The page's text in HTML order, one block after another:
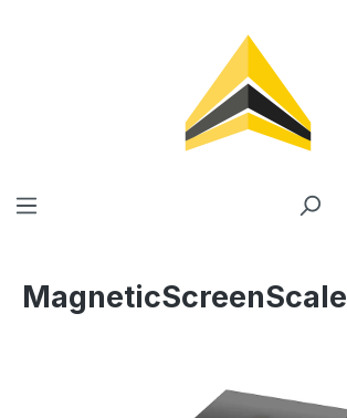
MagneticScreenScale
Ignorer la galerie d'images